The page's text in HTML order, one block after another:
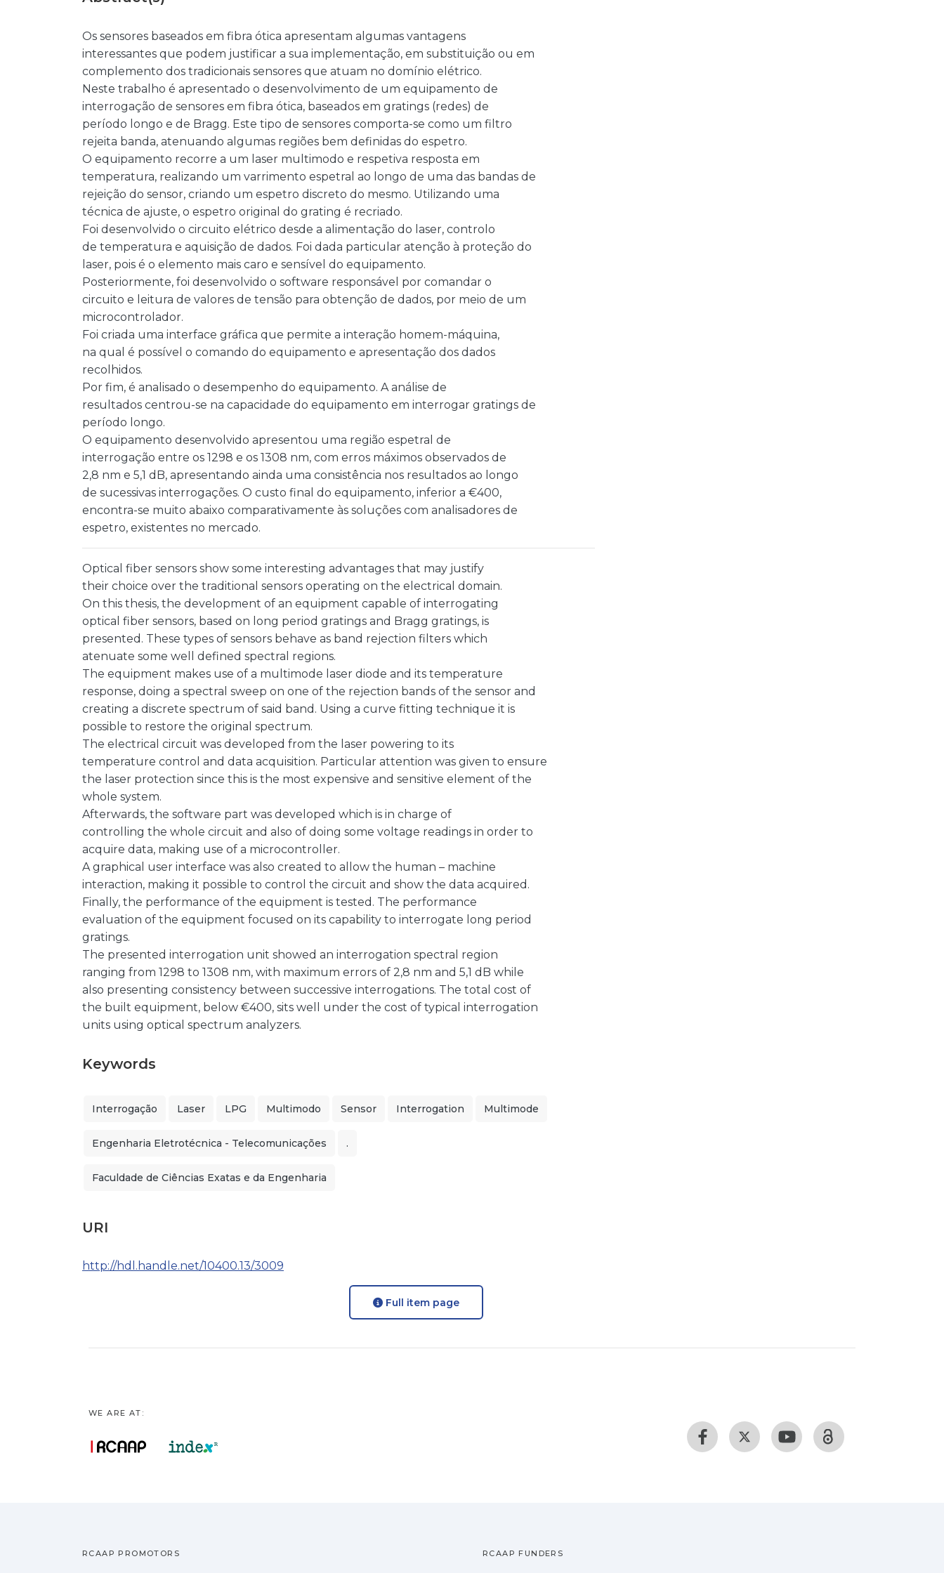
Os sensores baseados em fibra ótica apresentam algumas vantagens
interessantes que podem justificar a sua implementação, em substituição ou em
complemento dos tradicionais sensores que atuam no domínio elétrico.
Neste trabalho é apresentado o desenvolvimento de um equipamento de
interrogação de sensores em fibra ótica, baseados em gratings (redes) de
período longo e de Bragg. Este tipo de sensores comporta-se como um filtro
rejeita banda, atenuando algumas regiões bem definidas do espetro.
O equipamento recorre a um laser multimodo e respetiva resposta em
temperatura, realizando um varrimento espetral ao longo de uma das bandas de
rejeição do sensor, criando um espetro discreto do mesmo. Utilizando uma
técnica de ajuste, o espetro original do grating é recriado.
Foi desenvolvido o circuito elétrico desde a alimentação do laser, controlo
de temperatura e aquisição de dados. Foi dada particular atenção à proteção do
laser, pois é o elemento mais caro e sensível do equipamento.
Posteriormente, foi desenvolvido o software responsável por comandar o
circuito e leitura de valores de tensão para obtenção de dados, por meio de um
microcontrolador.
Foi criada uma interface gráfica que permite a interação homem-máquina,
na qual é possível o comando do equipamento e apresentação dos dados
recolhidos.
Por fim, é analisado o desempenho do equipamento. A análise de
resultados centrou-se na capacidade do equipamento em interrogar gratings de
período longo.
O equipamento desenvolvido apresentou uma região espetral de
interrogação entre os 1298 e os 1308 nm, com erros máximos observados de
2,8 nm e 5,1 dB, apresentando ainda uma consistência nos resultados ao longo
de sucessivas interrogações. O custo final do equipamento, inferior a €400,
encontra-se muito abaixo comparativamente às soluções com analisadores de
espetro, existentes no mercado.
Optical fiber sensors show some interesting advantages that may justify
their choice over the traditional sensors operating on the electrical domain.
On this thesis, the development of an equipment capable of interrogating
optical fiber sensors, based on long period gratings and Bragg gratings, is
presented. These types of sensors behave as band rejection filters which
atenuate some well defined spectral regions.
The equipment makes use of a multimode laser diode and its temperature
response, doing a spectral sweep on one of the rejection bands of the sensor and
creating a discrete spectrum of said band. Using a curve fitting technique it is
possible to restore the original spectrum.
The electrical circuit was developed from the laser powering to its
temperature control and data acquisition. Particular attention was given to ensure
the laser protection since this is the most expensive and sensitive element of the
whole system.
Afterwards, the software part was developed which is in charge of
controlling the whole circuit and also of doing some voltage readings in order to
acquire data, making use of a microcontroller.
A graphical user interface was also created to allow the human – machine
interaction, making it possible to control the circuit and show the data acquired.
Finally, the performance of the equipment is tested. The performance
evaluation of the equipment focused on its capability to interrogate long period
gratings.
The presented interrogation unit showed an interrogation spectral region
ranging from 1298 to 1308 nm, with maximum errors of 2,8 nm and 5,1 dB while
also presenting consistency between successive interrogations. The total cost of
the built equipment, below €400, sits well under the cost of typical interrogation
units using optical spectrum analyzers.
Keywords
Interrogação Laser LPG Multimodo Sensor Interrogation Multimode
Engenharia Eletrotécnica - Telecomunicações .
Faculdade de Ciências Exatas e da Engenharia
URI
http://hdl.handle.net/10400.13/3009
Full item page
WE ARE AT:
RCAAP PROMOTORS RCAAP FUNDERS